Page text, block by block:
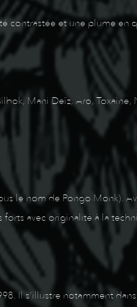
contrastée et une plume en
Mani Deïz, Aro, Toxaine,
le nom de Pongo Monk).
avec originalité à la
Il s’illustre notamment